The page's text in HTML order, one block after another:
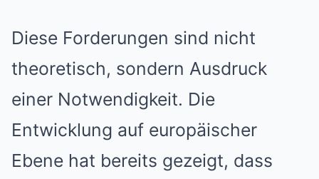
Diese Forderungen sind nicht
theoretisch, sondern Ausdruck
einer Notwendigkeit. Die
Entwicklung auf europäischer
Ebene hat bereits gezeigt, dass